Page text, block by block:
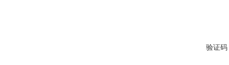
验证码